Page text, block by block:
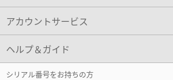
アカウントサービス
ヘルプ＆ガイド
シリアル番号をお持ちの方